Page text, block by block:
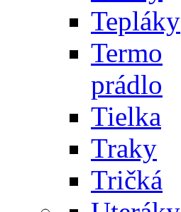
Tepláky
Termo
prádlo
Tielka
Traky
Tričká